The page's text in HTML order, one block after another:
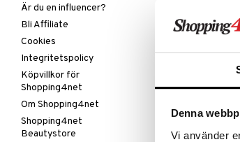
Denna
Vi använder
Är du en influencer?
Bli Affiliate
Cookies
Integritetspolicy
Köpvillkor för
Shopping4net
Om Shopping4net
Shopping4net
Beautystore